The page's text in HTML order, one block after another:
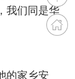
我们同是华
家乡安